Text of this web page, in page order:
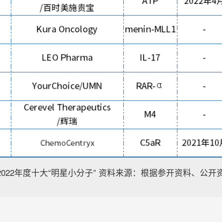
年度十大“明星小分子” 资料来源：根据参开资料、公开